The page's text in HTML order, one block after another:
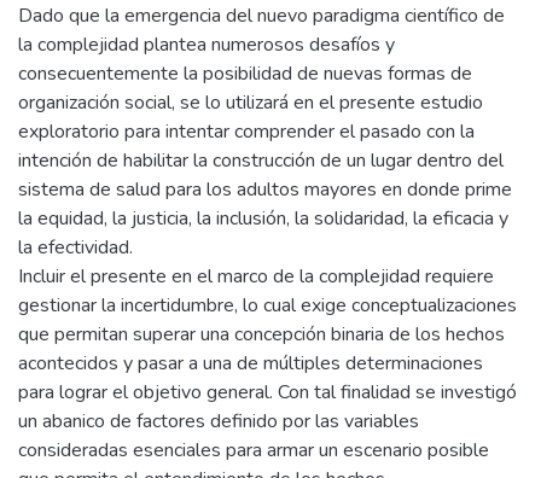
Dado que la emergencia del nuevo paradigma científico de
la complejidad plantea numerosos desafíos y
consecuentemente la posibilidad de nuevas formas de
organización social, se lo utilizará en el presente estudio
exploratorio para intentar comprender el pasado con la
intención de habilitar la construcción de un lugar dentro del
sistema de salud para los adultos mayores en donde prime
la equidad, la justicia, la inclusión, la solidaridad, la eficacia y
la efectividad.
Incluir el presente en el marco de la complejidad requiere
gestionar la incertidumbre, lo cual exige conceptualizaciones
que permitan superar una concepción binaria de los hechos
acontecidos y pasar a una de múltiples determinaciones
para lograr el objetivo general. Con tal finalidad se investigó
un abanico de factores definido por las variables
consideradas esenciales para armar un escenario posible